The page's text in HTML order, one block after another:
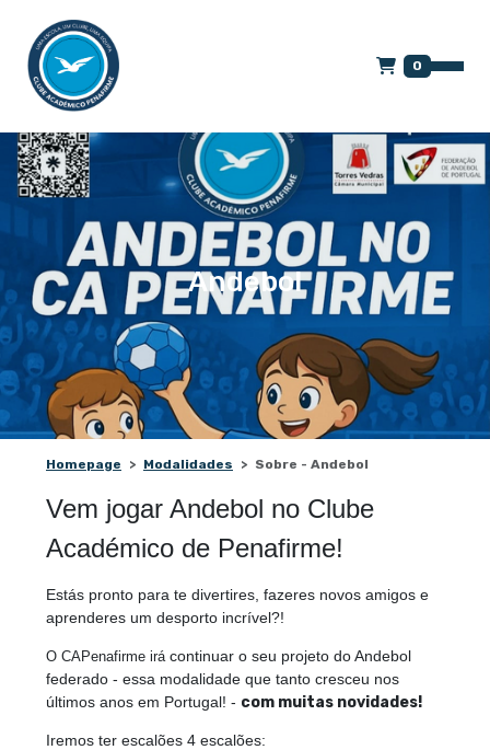
0
Andebol
Homepage Modalidades Sobre - Andebol
Vem jogar Andebol no Clube
Académico de Penafirme!
Estás pronto para te divertires, fazeres novos amigos e
aprenderes um desporto incrível?!
O CAPenafirme irá continuar o seu projeto do Andebol
federado - essa modalidade que tanto cresceu nos
últimos anos em Portugal! - com muitas novidades!
Iremos ter escalões 4 escalões: